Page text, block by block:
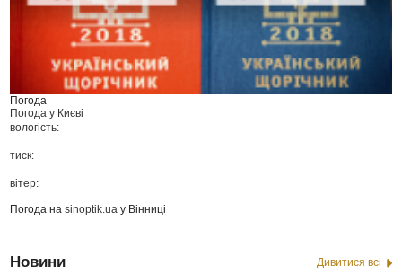
Погода
Погода у Києві
вологість:
тиск:
вітер:
Погода наsinoptik.ua у Вінниці
Новини Дивитися всі